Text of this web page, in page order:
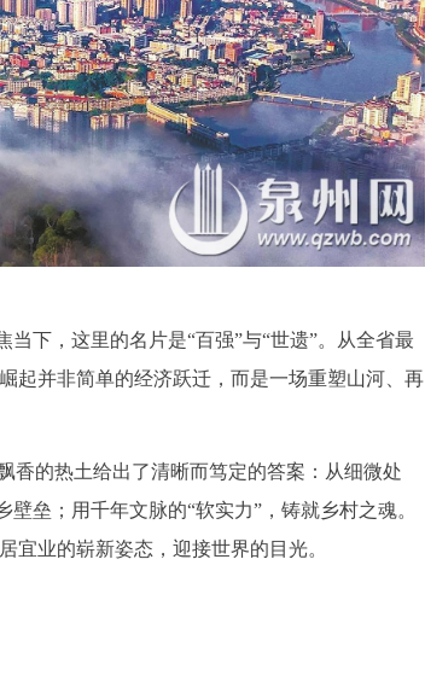
下，这里的名片是“百强”与“世遗”。从全省最
起并非简单的经济跃迁，而是一场重塑山河、再
香的热土给出了清晰而笃定的答案：从细微处
垒；用千年文脉的“软实力”，铸就乡村之魂。
宜业的崭新姿态，迎接世界的目光。